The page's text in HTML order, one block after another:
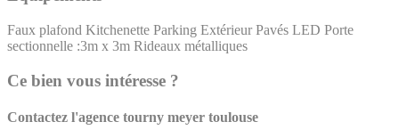
Faux plafond Kitchenette Parking Extérieur Pavés LED Porte
sectionnelle :3m x 3m Rideaux métalliques
Ce bien vous intéresse ?
Contactez l'agence tourny meyer toulouse